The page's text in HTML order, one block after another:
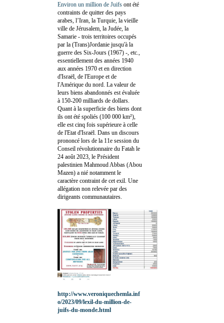
Environ un million de Juifs ont été
contraints de quitter des pays
arabes, l’Iran, la Turquie, la vieille
ville de Jérusalem, la Judée, la
Samarie - trois territoires occupés
par la (Trans)Jordanie jusqu'à la
guerre des Six-Jours (1967) -, etc.,
essentiellement des années 1940
aux années 1970 et en direction
d'Israël, de l'Europe et de
l'Amérique du nord. La valeur de
leurs biens abandonnés est évaluée
à 150-200 milliards de dollars.
Quant à la superficie des biens dont
ils ont été spoliés (100 000 km²),
elle est cinq fois supérieure à celle
de l'Etat d'Israël. Dans un discours
prononcé lors de la 11e session du
Conseil révolutionnaire du Fatah le
24 août 2023, le Président
palestinien Mahmoud Abbas (Abou
Mazen) a nié notamment le
caractère contraint de cet exil. Une
allégation non relevée par des
dirigeants communautaires.
http://www.veroniquechemla.inf
o/2023/09/lexil-du-million-de-
juifs-du-monde.html